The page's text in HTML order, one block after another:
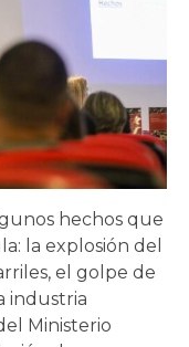
hechos que
la explosión del
el golpe de
industria
Ministerio